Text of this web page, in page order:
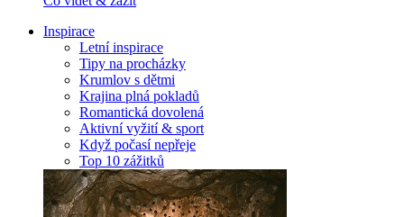
Inspirace
Letní inspirace
Tipy na procházky
Krumlov s dětmi
Krajina plná pokladů
Romantická dovolená
Aktivní vyžití & sport
Když počasí nepřeje
Top 10 zážitků